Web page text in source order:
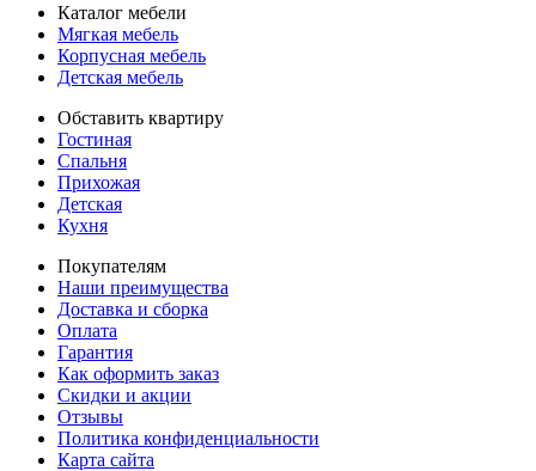
Каталог мебели
Мягкая мебель
Корпусная мебель
Детская мебель
Обставить квартиру
Гостиная
Спальня
Прихожая
Детская
Кухня
Покупателям
Наши преимущества
Доставка и сборка
Оплата
Гарантия
Как оформить заказ
Скидки и акции
Отзывы
Политика конфиденциальности
Карта сайта